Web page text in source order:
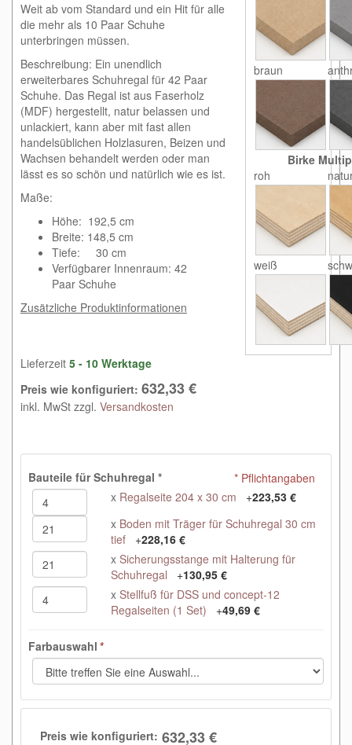
Weit ab vom Standard und ein Hit für alle
die mehr als 10 Paar Schuhe
unterbringen müssen.
Beschreibung: Ein unendlich
erweiterbares Schuhregal für 42 Paar
Schuhe. Das Regal ist aus Faserholz
(MDF) hergestellt, natur belassen und
unlackiert, kann aber mit fast allen
handelsüblichen Holzlasuren, Beizen und
Wachsen behandelt werden oder man
lässt es so schön und natürlich wie es ist.
Maße:
Höhe: 192,5 cm
Breite: 148,5 cm
Tiefe: 30 cm
Verfügbarer Innenraum: 42
Paar Schuhe
Zusätzliche Produktinformationen
braun
Birke
roh
weiß
Lieferzeit 5 - 10 Werktage
Preis wie konfiguriert: 632,33 €
inkl. MwSt zzgl. Versandkosten
Bauteile für Schuhregal *
x Regalseite 204 x 30 cm +223,53 €
x Boden mit Träger für Schuhregal 30 cm
tief
+228,16 €
xSicherungsstange mit Halterung für
Schuhregal
+130,95 €
xStellfuß für DSS und concept-12
Regalseiten (1 Set)
+49,69 €
Farbauswahl *
* Pflichtangaben
Preis wie konfiguriert: 632,33 €